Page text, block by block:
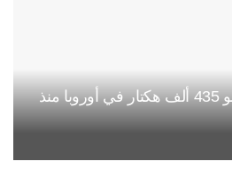
حرائق الغابات تلتهم نحو 435 ألف هكتار في أوروبا منذ